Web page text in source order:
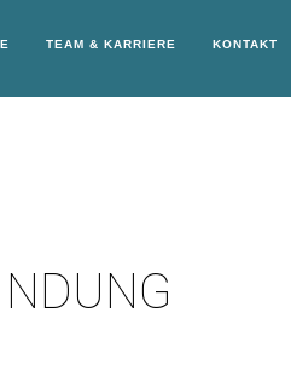
TEAM & KARRIERE KONTAKT